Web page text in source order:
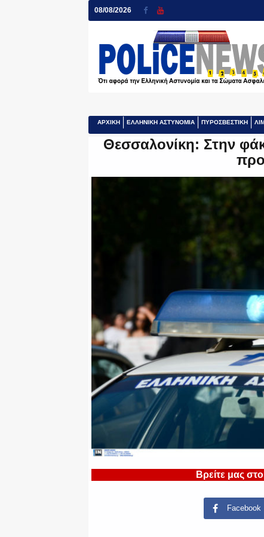
08/08/2026
ΑΡΧΙΚΗ ΕΛΛΗΝΙΚΗ ΑΣΤΥΝΟΜΙΑ ΠΥΡΟΣΒΕΣΤΙΚΗ
Θεσσαλονίκη: Στην
Βρείτε μας
Facebook